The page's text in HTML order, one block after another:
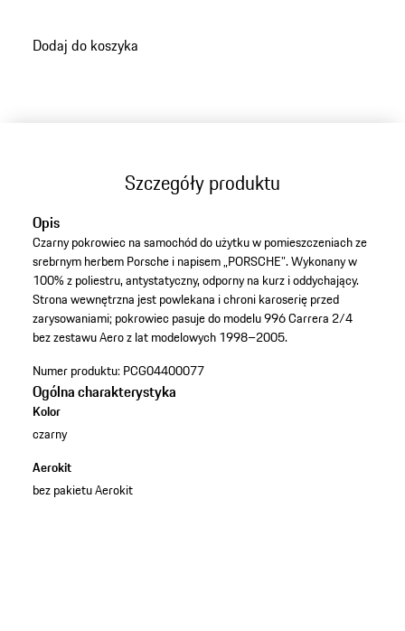
Dodaj do koszyka
Szczegóły produktu
Opis
Czarny pokrowiec na samochód do użytku w pomieszczeniach ze
srebrnym herbem Porsche i napisem „PORSCHE”. Wykonany w
100% z poliestru, antystatyczny, odporny na kurz i oddychający.
Strona wewnętrzna jest powlekana i chroni karoserię przed
zarysowaniami; pokrowiec pasuje do modelu 996 Carrera 2/4
bez zestawu Aero z lat modelowych 1998–2005.
Numer produktu: PCG04400077
Ogólna charakterystyka
Kolor
czarny
Aerokit
bez pakietu Aerokit